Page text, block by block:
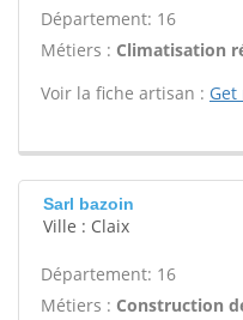
Département: 16
Métiers : Climatisation
Voir la fiche artisan :
Sarl bazoin
Ville : Claix
Département: 16
Métiers : Construction